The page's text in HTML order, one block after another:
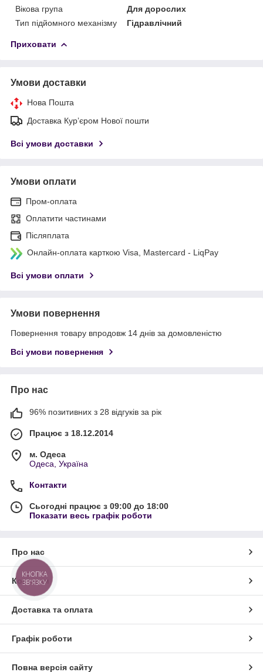
Вікова група
Для дорослих
Тип підйомного механізму
Гідравлічний
Приховати
Умови доставки
Нова Пошта
Доставка Курʼєром Нової пошти
Всі умови доставки
Умови оплати
Пром-оплата
Оплатити частинами
Післяплата
Онлайн-оплата карткою Visa, Mastercard - LiqPay
Всі умови оплати
Умови повернення
Повернення товару впродовж 14 днів за домовленістю
Всі умови повернення
Про нас
96% позитивних з 28 відгуків за рік
Працює з 18.12.2014
м. Одеса
Одеса, Україна
Контакти
Сьогодні працює з 09:00 до 18:00
Показати весь графік роботи
Про нас
Контакти
Доставка та оплата
Графік роботи
Повна версія сайту
КНОПКА
ЗВ'ЯЗКУ